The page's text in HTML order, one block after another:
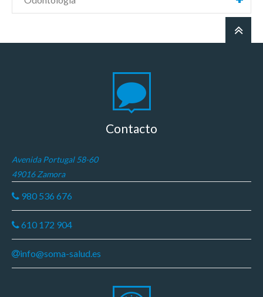
Contacto
Avenida Portugal 58-60
49016 Zamora
980 536 676
610 172 904
info@soma-salud.es